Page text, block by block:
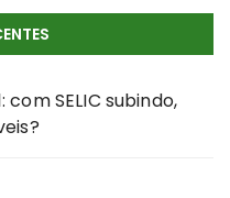
SELIC subindo,